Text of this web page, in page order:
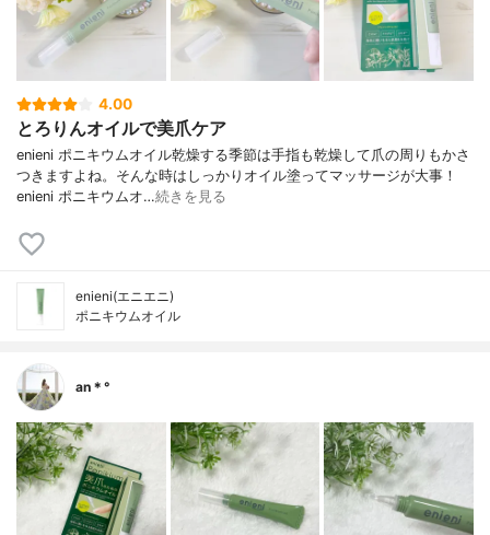
4.00
とろりんオイルで美爪ケア
enieni ポニキウムオイル乾燥する季節は手指も乾燥して爪の周りもかさ
つきますよね。そんな時はしっかりオイル塗ってマッサージが大事！
enieni ポニキウムオ…続きを見る
enieni(エニエニ)
ポニキウムオイル
an＊°